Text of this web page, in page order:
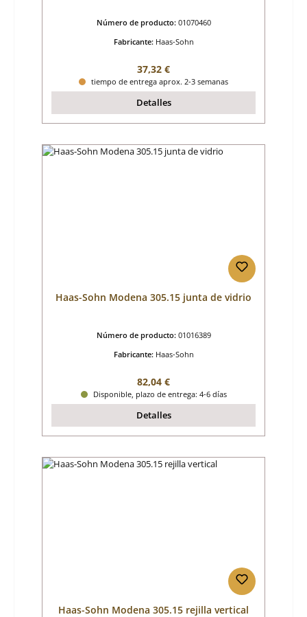
Número de producto: 01070460
Fabricante: Haas-Sohn
Precio normal:
37,32 €
tiempo de entrega aprox. 2-3 semanas
Detalles
Haas-Sohn Modena 305.15 junta de vidrio
Número de producto: 01016389
Fabricante: Haas-Sohn
Precio normal:
82,04 €
Disponible, plazo de entrega: 4-6 días
Detalles
Haas-Sohn Modena 305.15 rejilla vertical